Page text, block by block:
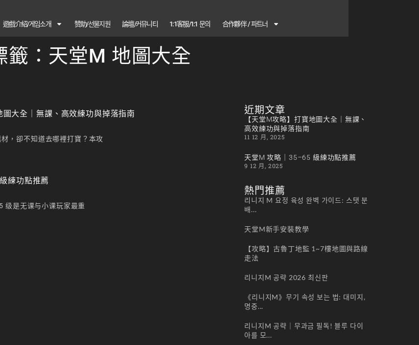
遊戲介紹/게임소개 赞助/선물지원 論壇/커뮤니티 1:1客服/1:1 문의 合作夥伴 / 파트너
籤：天堂M 地圖大全
圖大全｜無課、高效練功與掉落指南
，卻不知道去哪裡打寶？本攻
練功點推薦
级是无课与小课玩家最重
近期文章
【天堂M攻略】打寶地圖大全｜無課、
高效練功與掉落指南
11 12 月, 2025
天堂M 攻略｜35–65 級練功點推薦
9 12 月, 2025
熱門推薦
리니지 M 요정 육성 완벽 가이드: 스탯 분
배...
天堂M新手安裝教學
【攻略】古魯丁地監 1~7樓地圖與路線
走法
리니지M 공략 2026 최신판
《리니지M》무기 속성 보는 법: 대미지,
명중...
리니지M 공략｜무과금 필독! 블루 다이
아를 모...